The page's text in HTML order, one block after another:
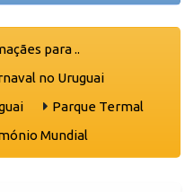
para ..
no Uruguai
Parque Termal
Mundial